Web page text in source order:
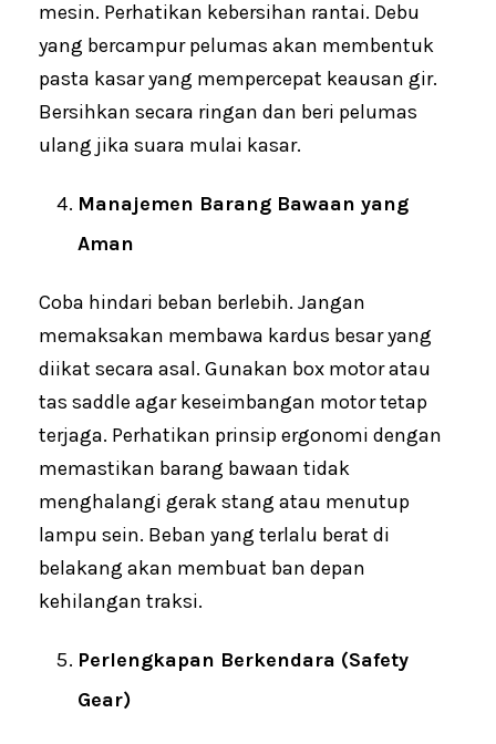
mesin. Perhatikan kebersihan rantai. Debu
yang bercampur pelumas akan membentuk
pasta kasar yang mempercepat keausan gir.
Bersihkan secara ringan dan beri pelumas
ulang jika suara mulai kasar.
Manajemen Barang Bawaan yang
Aman
Coba hindari beban berlebih. Jangan
memaksakan membawa kardus besar yang
diikat secara asal. Gunakan box motor atau
tas saddle agar keseimbangan motor tetap
terjaga. Perhatikan prinsip ergonomi dengan
memastikan barang bawaan tidak
menghalangi gerak stang atau menutup
lampu sein. Beban yang terlalu berat di
belakang akan membuat ban depan
kehilangan traksi.
Perlengkapan Berkendara (Safety
Gear)